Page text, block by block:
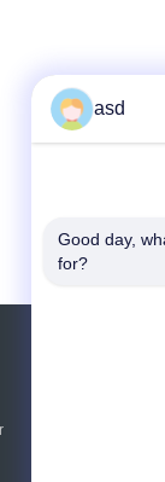
asd
Good day,
for?